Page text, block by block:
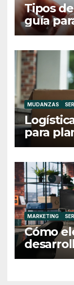
Tipos
guía
MUDANZAS
para
Galicia
MARKETING
Cómo
una